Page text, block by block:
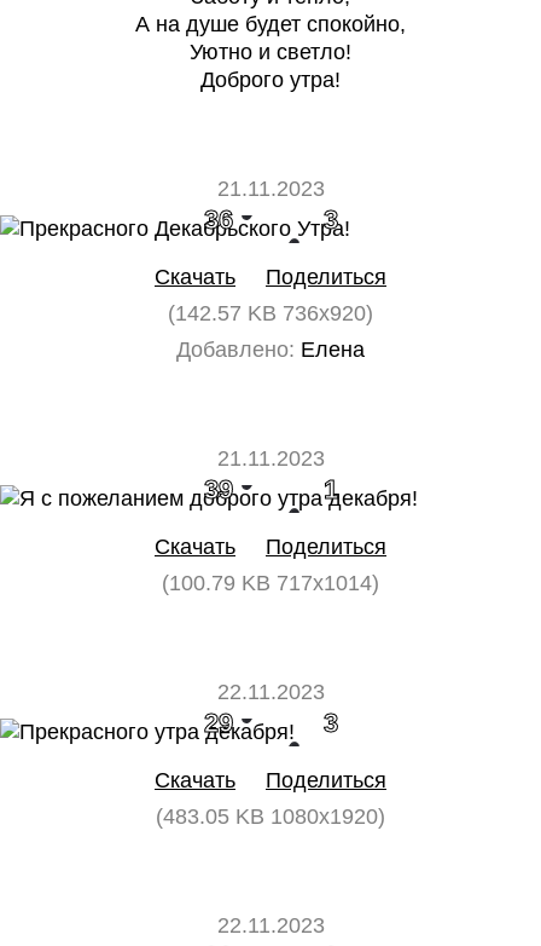
А на душе будет спокойно,
Уютно и светло!
Доброго утра!
21.11.2023
36 3
Скачать
Поделиться
(142.57 KB 736x920)
Добавлено: Елена
21.11.2023
39 1
Скачать
Поделиться
(100.79 KB 717x1014)
22.11.2023
29 3
Скачать
Поделиться
(483.05 KB 1080x1920)
22.11.2023